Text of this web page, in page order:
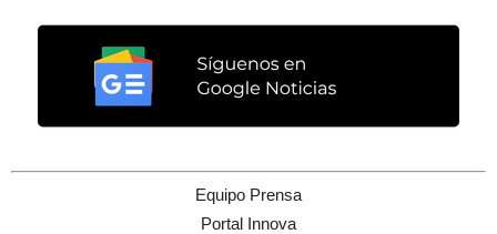
Equipo Prensa
Portal Innova